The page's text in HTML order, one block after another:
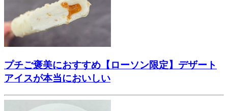
プチご褒美におすすめ【ローソン限定】デザート
アイスが本当においしい